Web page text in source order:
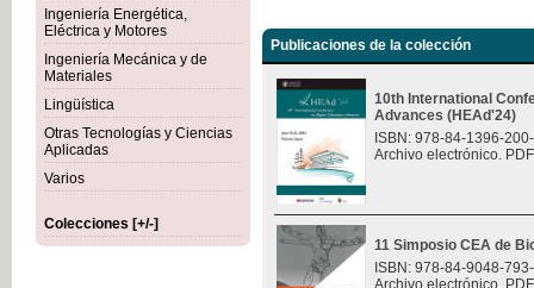
Ingeniería Energética,
Eléctrica y Motores
Ingeniería Mecánica y de
Materiales
Lingüística
Otras Tecnologías y Ciencias
Aplicadas
Varios
Colecciones [+/-]
Publicaciones de la colección
10th International
Advances (HEAd'24)
ISBN: 978-84-1396-
Archivo electrónico.
11 Simposio CEA de
ISBN: 978-84-9048-
Archivo electrónico.